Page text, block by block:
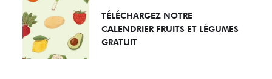
TÉLÉCHARGEZ NOTRE
CALENDRIER FRUITS ET LÉGUMES
GRATUIT